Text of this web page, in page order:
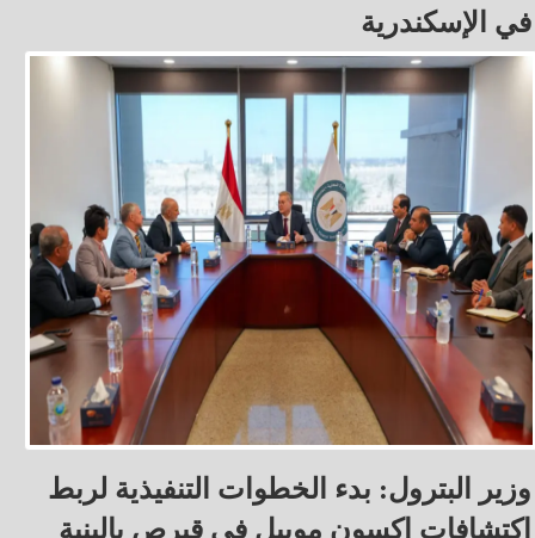
في الإسكندرية
وزير البترول: بدء الخطوات التنفيذية لربط
اكتشافات إكسون موبيل في قبرص بالبنية